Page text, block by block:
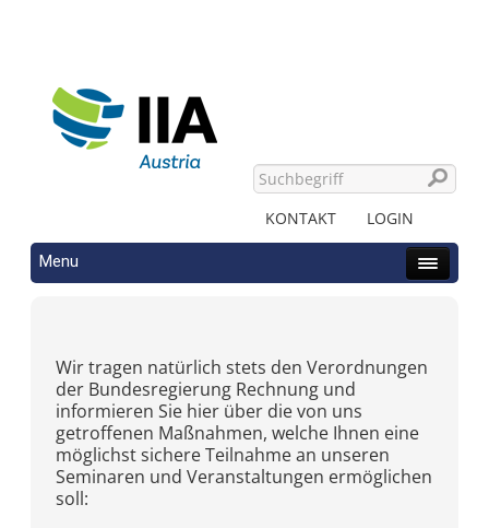
KONTAKT LOGIN
Menu
Wir tragen natürlich stets den Verordnungen
der Bundesregierung Rechnung und
informieren Sie hier über die von uns
getroffenen Maßnahmen, welche Ihnen eine
möglichst sichere Teilnahme an unseren
Seminaren und Veranstaltungen ermöglichen
soll: